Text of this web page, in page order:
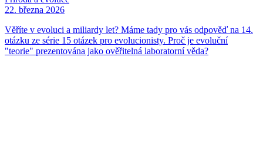
22. března 2026
Věříte v evoluci a miliardy let? Máme tady pro vás odpověď na 14.
otázku ze série 15 otázek pro evolucionisty. Proč je evoluční
"teorie" prezentována jako ověřitelná laboratorní věda?